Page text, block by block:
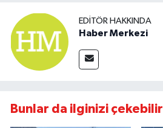
EDITÖR HAKKINDA
Haber Merkezi
Bunlar da ilginizi çekebilir